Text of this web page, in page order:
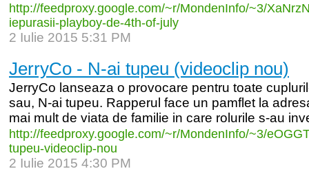
http://feedproxy.google.com/~r/MondenInfo/~3/
iepurasii-playboy-de-4th-of-july
2 Iulie 2015 5:31 PM
JerryCo - N-ai tupeu (videoclip nou)
JerryCo lanseaza o provocare pentru toate
sau, N-ai tupeu. Rapperul face un pamflet la
mai mult de viata de familie in care rolurile s-au
http://feedproxy.google.com/~r/MondenInfo/~3/
tupeu-videoclip-nou
2 Iulie 2015 4:30 PM